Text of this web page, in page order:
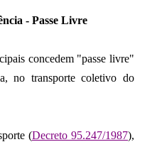
- Passe Livre
concedem "passe livre"
no transporte coletivo do
(Decreto 95.247/1987),